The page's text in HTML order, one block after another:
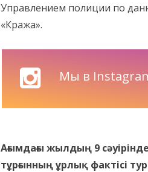
Управлением полиции по
«Кража».
Мы в
Ағымдағы жылдың 9
тұрғынның ұрлық фактісі